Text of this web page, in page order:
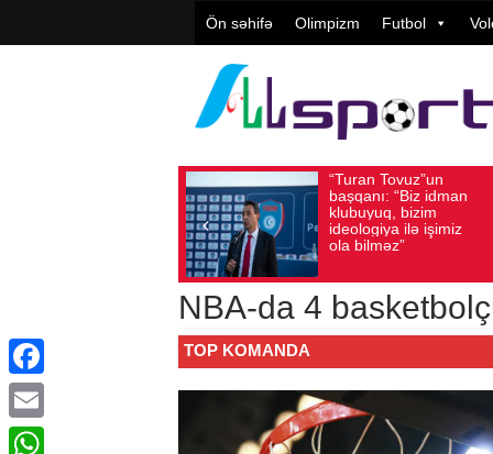
Ön səhifə Olimpizm Futbol
başqanı: “Biz idman
klubuyuq, bizim
ideologiya ilə işimiz
ola bilməz”
Avqust 05, 2026
NBA-da 4
TOP KOMANDA
Facebook
Email